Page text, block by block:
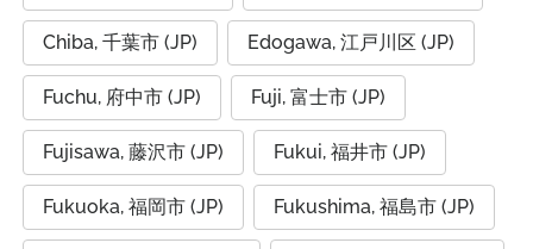
Chiba, 千葉市 (JP) Edogawa, 江戸川区 (JP)
Fuchu, 府中市 (JP) Fuji, 富士市 (JP)
Fujisawa, 藤沢市 (JP) Fukui, 福井市 (JP)
Fukuoka, 福岡市 (JP) Fukushima, 福島市 (JP)